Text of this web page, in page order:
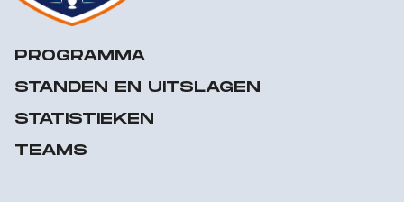
PROGRAMMA
STANDEN EN UITSLAGEN
STATISTIEKEN
TEAMS